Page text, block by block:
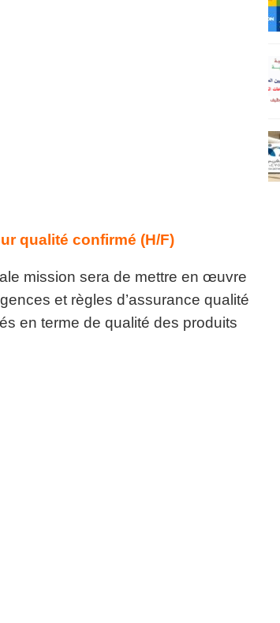
qualité confirmé (H/F)
mission sera de mettre en œuvre
et règles d’assurance qualité
en terme de qualité des produits